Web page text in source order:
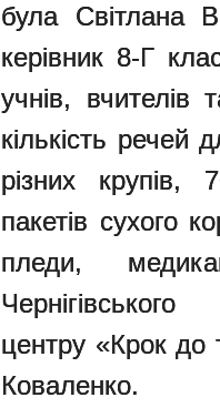
була Світлана
керівник 8-Г
учнів, вчителів
кількість
різних крупів,
пакетів сухого
пледи,
центру «Крок до
Коваленко.